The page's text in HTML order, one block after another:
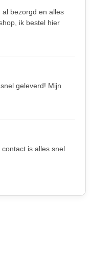
al bezorgd en alles
ik bestel hier
geleverd! Mijn
is alles snel